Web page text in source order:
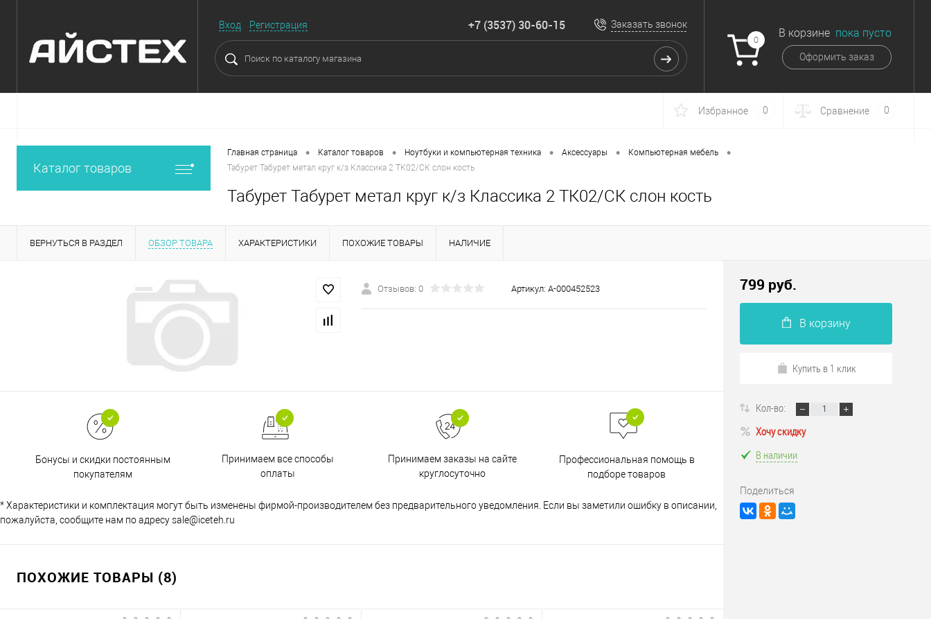
Вход Регистрация +7 (3537) 30-60-15 Заказать звонок
0
В корзине пока пусто
Оформить заказ
Избранное 0 Сравнение 0
Каталог товаров
Главная страница • Каталог товаров • Ноутбуки и компьютерная техника • Аксессуары • Компьютерная мебель •
Табурет Табурет метал круг к/з Классика 2 ТК02/СК слон кость
Табурет Табурет метал круг к/з Классика 2 ТК02/СК слон кость
ВЕРНУТЬСЯ В РАЗДЕЛ ОБЗОР ТОВАРА ХАРАКТЕРИСТИКИ ПОХОЖИЕ ТОВАРЫ НАЛИЧИЕ
Отзывов: 0 Артикул: А-000452523
Бонусы и скидки постоянным
покупателям
Принимаем все способы
оплаты
Принимаем заказы на сайте
круглосуточно
Профессиональная помощь в
подборе товаров
Весь ассортимент
* Характеристики и комплектация могут быть изменены фирмой-производителем без предварительного уведомления. Если вы заметили ошибку в описании,
пожалуйста, сообщите нам по адресу sale@iceteh.ru
ПОХОЖИЕ ТОВАРЫ (8)
799 руб.
В корзину
Купить в 1 клик
Кол-во:
Хочу скидку
В наличии
Поделиться